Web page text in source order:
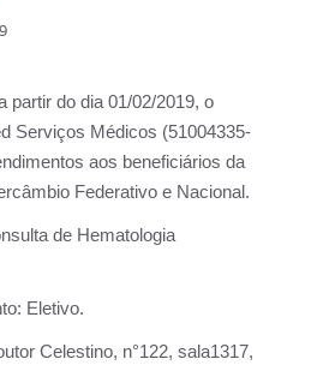
partir do dia 01/02/2019, o
Serviços Médicos (51004335-
aos beneficiários da
Federativo e Nacional.
de Hematologia
Eletivo.
Celestino, n°122, sala1317,